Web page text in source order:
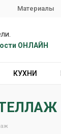
Материалы
ОНЛАЙН
КУХНИ